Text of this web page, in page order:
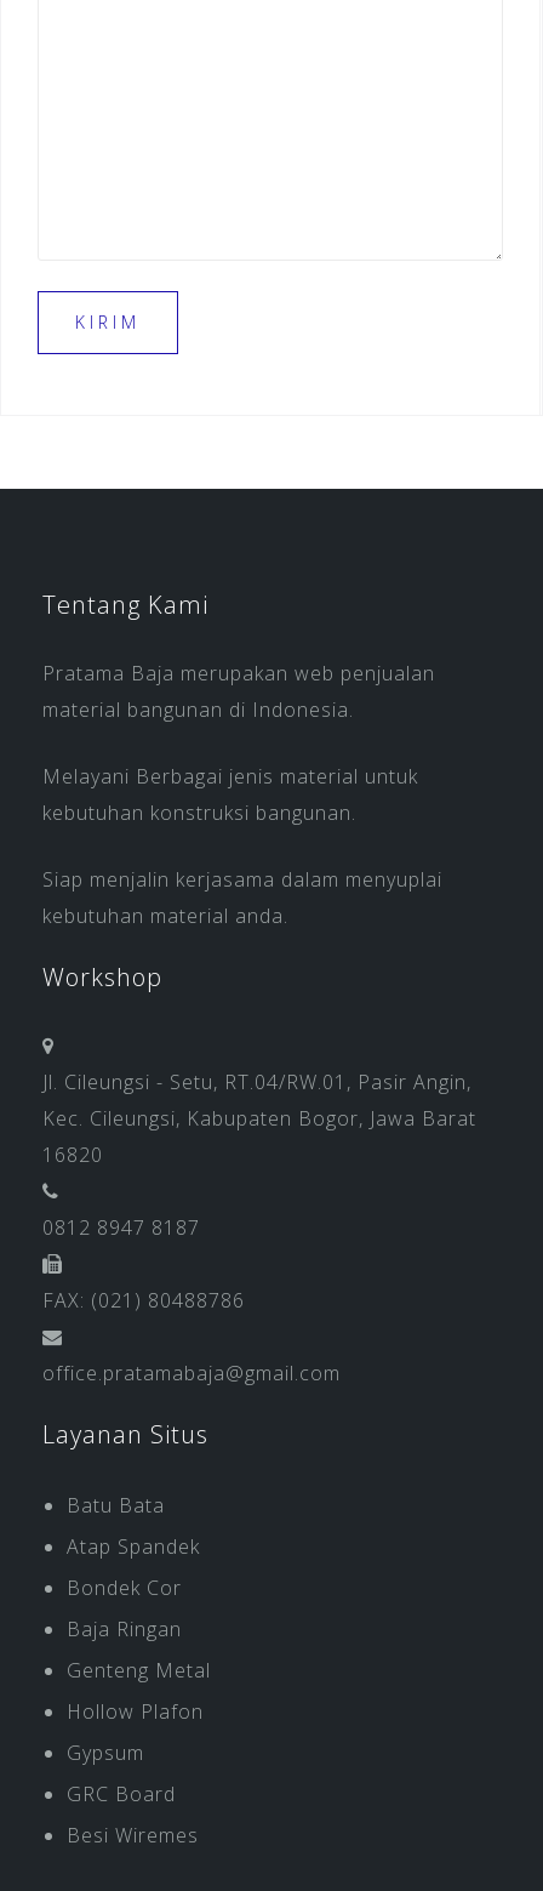
Tentang Kami
Pratama Baja merupakan web penjualan
material bangunan di Indonesia.
Melayani Berbagai jenis material untuk
kebutuhan konstruksi bangunan.
Siap menjalin kerjasama dalam menyuplai
kebutuhan material anda.
Workshop
Jl. Cileungsi - Setu, RT.04/RW.01, Pasir Angin,
Kec. Cileungsi, Kabupaten Bogor, Jawa Barat
16820
0812 8947 8187
FAX: (021) 80488786
office.pratamabaja@gmail.com
Layanan Situs
Batu Bata
Atap Spandek
Bondek Cor
Baja Ringan
Genteng Metal
Hollow Plafon
Gypsum
GRC Board
Besi Wiremes